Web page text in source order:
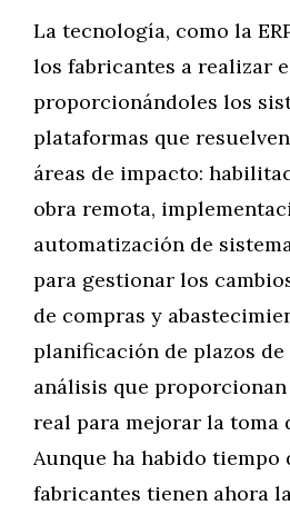
La tecnología, como la
los fabricantes a realizar
proporcionándoles los
plataformas que
áreas de impacto:
obra remota,
automatización de
para gestionar los
de compras y
planificación de plazos de
análisis que
real para mejorar la toma
Aunque ha habido tiempo
fabricantes tienen ahora